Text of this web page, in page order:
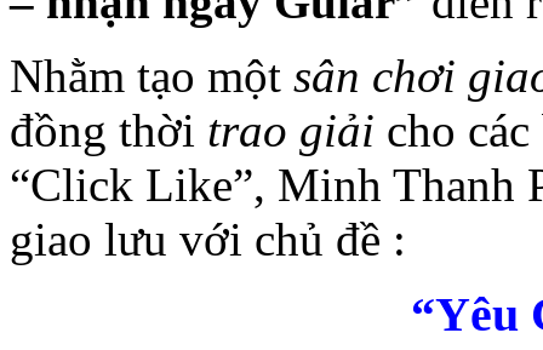
Nhằm tạo một sân chơi
đồng thời trao giải cho
“Click Like”, Minh Thanh
giao lưu với chủ đề :
“Yêu